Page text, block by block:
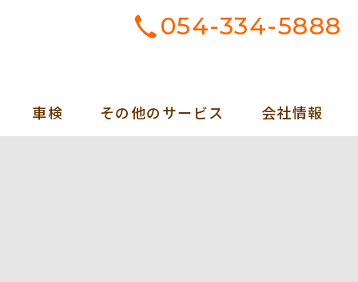
054-334-5888
車検 その他のサービス 会社情報